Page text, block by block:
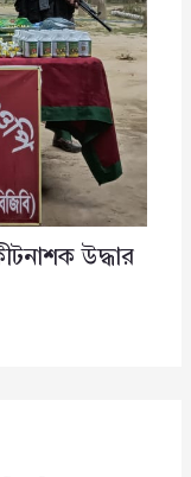
উদ্ধার